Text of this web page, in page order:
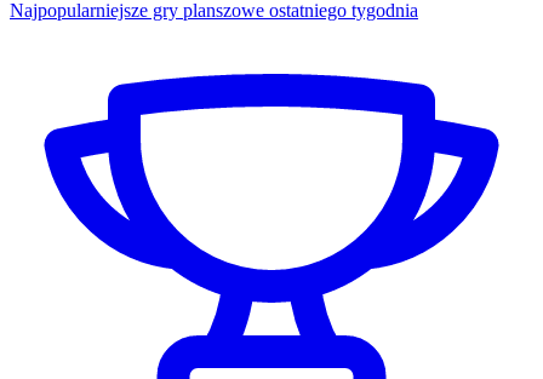
Najpopularniejsze gry planszowe ostatniego tygodnia